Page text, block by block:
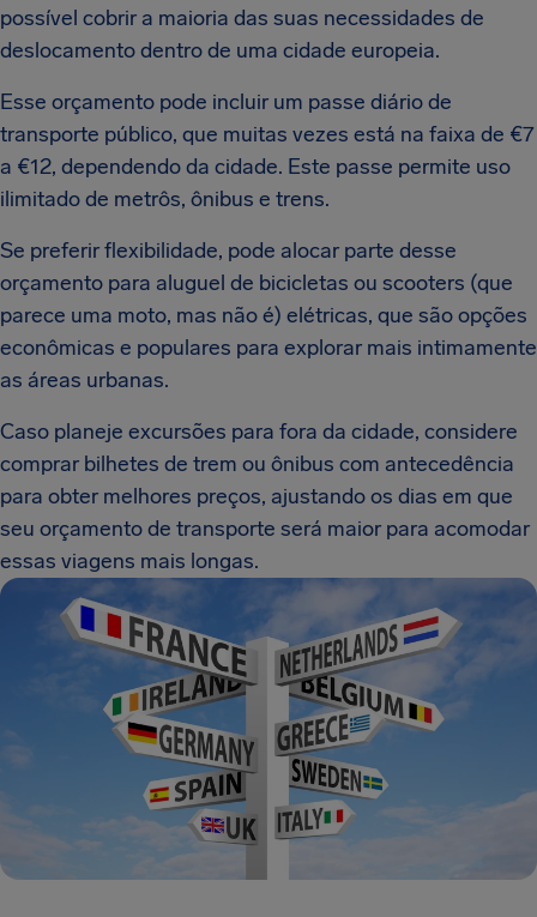
possível cobrir a maioria das suas necessidades de
deslocamento dentro de uma cidade europeia.
Esse orçamento pode incluir um passe diário de
transporte público, que muitas vezes está na faixa de €7
a €12, dependendo da cidade. Este passe permite uso
ilimitado de metrôs, ônibus e trens.
Se preferir flexibilidade, pode alocar parte desse
orçamento para aluguel de bicicletas ou scooters (que
parece uma moto, mas não é) elétricas, que são opções
econômicas e populares para explorar mais intimamente
as áreas urbanas.
Caso planeje excursões para fora da cidade, considere
comprar bilhetes de trem ou ônibus com antecedência
para obter melhores preços, ajustando os dias em que
seu orçamento de transporte será maior para acomodar
essas viagens mais longas.